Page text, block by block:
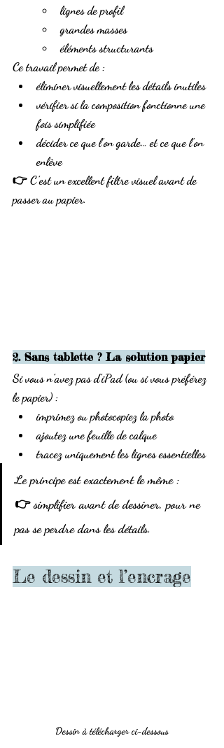
lignes de profil
grandes masses
éléments structurants
Ce travail permet de :
éliminer visuellement les détails inutiles
vérifier si la composition fonctionne une
fois simplifiée
décider ce que l’on garde… et ce que l’on
enlève
👉 C’est un excellent filtre visuel avant de
passer au papier.
2. Sans tablette ? La solution papier
Si vous n’avez pas d’iPad (ou si vous préférez
le papier) :
imprimez ou photocopiez la photo
ajoutez une feuille de calque
tracez uniquement les lignes essentielles
Le principe est exactement le même :
👉 simplifier avant de dessiner, pour ne
pas se perdre dans les détails.
Le dessin et l’encrage
Dessin à télécharger ci-dessous